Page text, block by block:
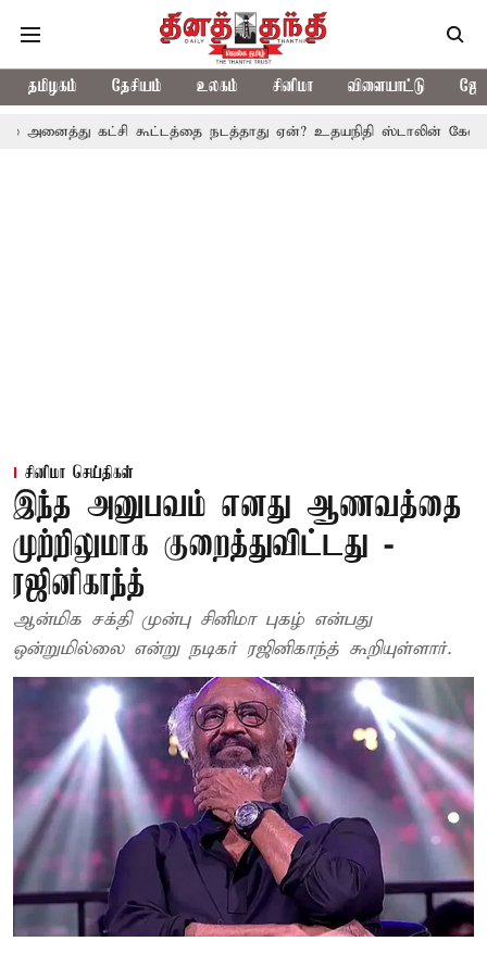
தமிழகம் தேசியம் உலகம் சினிமா விளையாட்டு
கட்சி கூட்டத்தை நடத்தாது ஏன்? உதயநிதி ஸ்டாலின் கேள்வி
சினிமா செய்திகள்
இந்த அனுபவம் எனது ஆணவத்தை
முற்றிலுமாக குறைத்துவிட்டது -
ரஜினிகாந்த்
ஆன்மிக சக்தி முன்பு சினிமா புகழ் என்பது
ஒன்றுமில்லை என்று நடிகர் ரஜினிகாந்த் கூறியுள்ளார்.